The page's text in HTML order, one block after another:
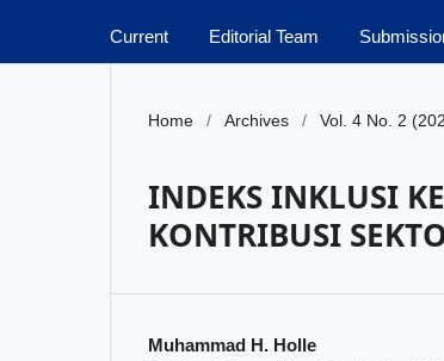
Current Editorial Team
Home / Archives / Vol. 4 No. 2
INDEKS INKLUSI
KONTRIBUSI
Muhammad H. Holle